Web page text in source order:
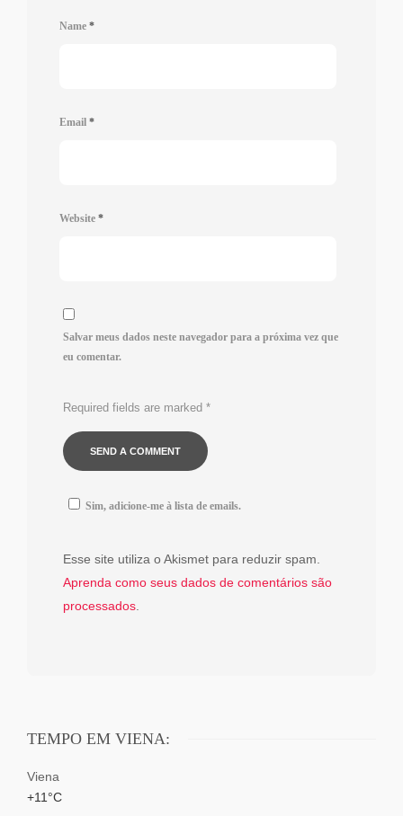
Name *
Email *
Website *
Salvar meus dados neste navegador para a próxima vez que
eu comentar.
Required fields are marked *
Sim, adicione-me à lista de emails.
Esse site utiliza o Akismet para reduzir spam.
Aprenda como seus dados de comentários são
processados
TEMPO EM VIENA:
Viena
+11°C